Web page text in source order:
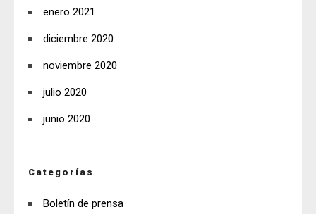
enero 2021
diciembre 2020
noviembre 2020
julio 2020
junio 2020
Categorías
Boletín de prensa